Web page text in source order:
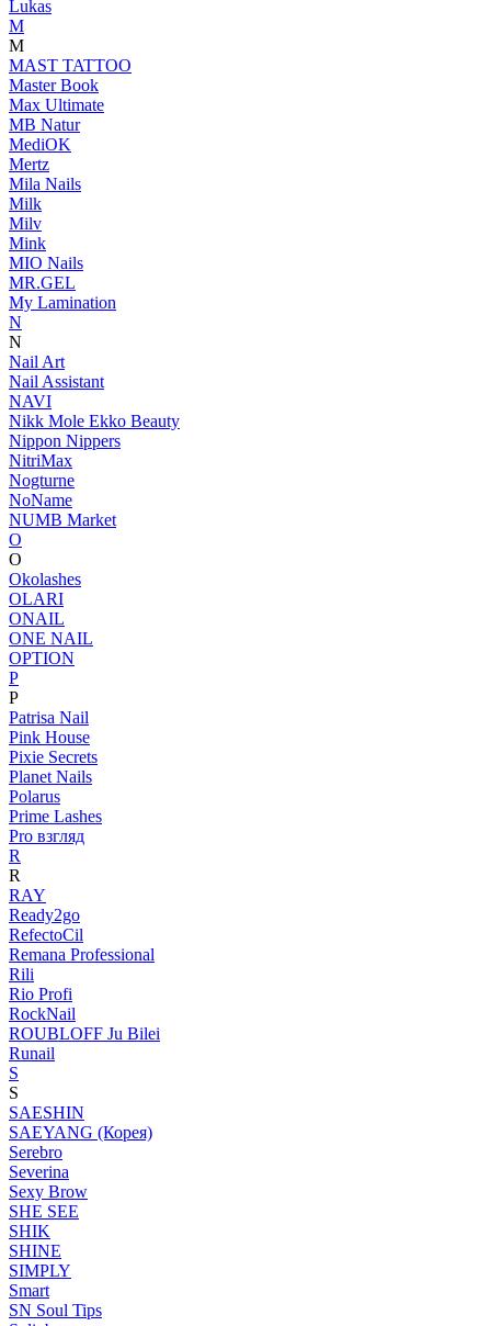
Lukas
M
M
MAST TATTOO
Master Book
Max Ultimate
MB Natur
MediOK
Mertz
Mila Nails
Milk
Milv
Mink
MIO Nails
MR.GEL
My Lamination
N
N
Nail Art
Nail Assistant
NAVI
Nikk Mole Ekko Beauty
Nippon Nippers
NitriMax
Nogturne
NoName
NUMB Market
O
O
Okolashes
OLARI
ONAIL
ONE NAIL
OPTION
P
P
Patrisa Nail
Pink House
Pixie Secrets
Planet Nails
Polarus
Prime Lashes
Pro взгляд
R
R
RAY
Ready2go
RefectoCil
Remana Professional
Rili
Rio Profi
RockNail
ROUBLOFF Ju Bilei
Runail
S
S
SAESHIN
SAEYANG (Корея)
Serebro
Severina
Sexy Brow
SHE SEE
SHIK
SHINE
SIMPLY
Smart
SN Soul Tips